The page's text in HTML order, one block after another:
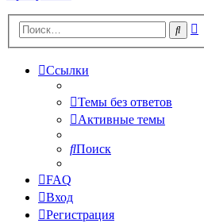
Поиск
Ссылки
Темы без ответов
Активные темы
Поиск
FAQ
Вход
Регистрация